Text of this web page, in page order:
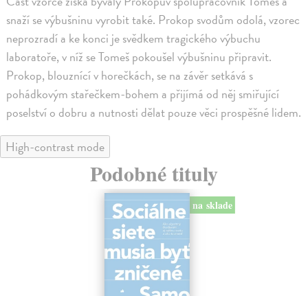
snaží se výbušninu vyrobit také. Prokop svodům odolá, vzorec
neprozradí a ke konci je svědkem tragického výbuchu
laboratoře, v níž se Tomeš pokoušel výbušninu připravit.
Prokop, blouznící v horečkách, se na závěr setkává s
pohádkovým stařečkem-bohem a přijímá od něj smiřující
poselství o dobru a nutnosti dělat pouze věci prospěšné lidem.
High-contrast mode
Podobné tituly
na sklade